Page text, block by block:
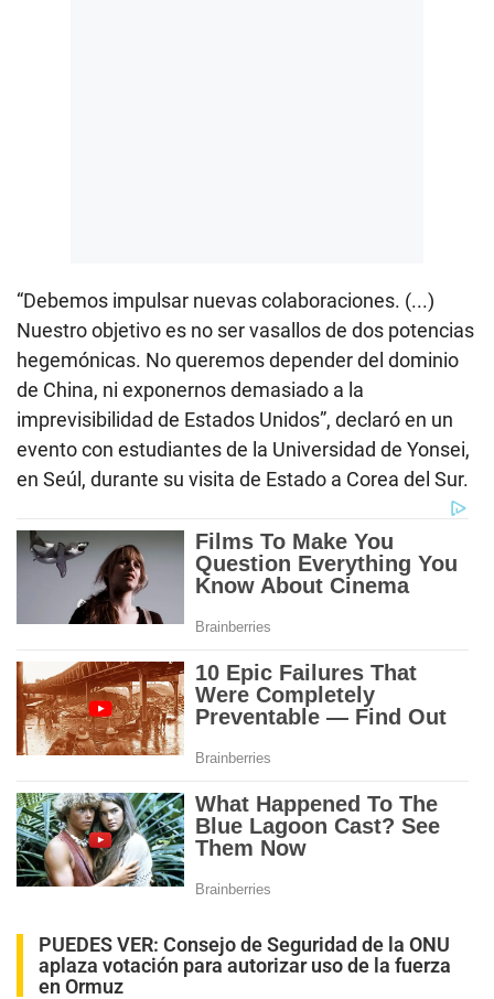
“Debemos impulsar nuevas colaboraciones. (...)
Nuestro objetivo es no ser vasallos de dos potencias
hegemónicas. No queremos depender del dominio
de China, ni exponernos demasiado a la
imprevisibilidad de Estados Unidos”, declaró en un
evento con estudiantes de la Universidad de Yonsei,
en Seúl, durante su visita de Estado a Corea del Sur.
PUEDES VER: Consejo de Seguridad de la ONU
aplaza votación para autorizar uso de la fuerza
en Ormuz